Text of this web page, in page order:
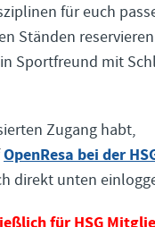
für euch
Ständen
Sportfreund mit
Zugang habt,
OpenResa bei der
direkt unten